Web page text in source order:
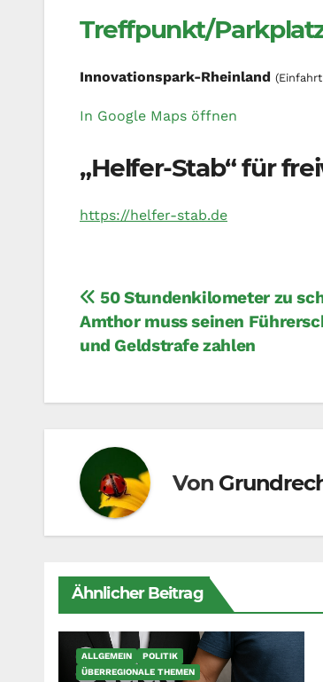
Treffpunkt/
Innovationspark-Rheinland
In Google Maps öffnen
„Helfer-Stab“ für
https://helfer-stab.de
50 Stundenkilometer zu
Amthor muss seinen
und Geldstrafe zahlen
Von
Ähnlicher Beitrag
ALLGEMEIN
POLITIK
ÜBERREGIONALE THEMEN